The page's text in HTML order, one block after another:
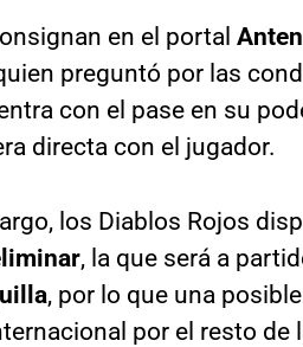
en el portal
preguntó por las
con el pase en su
directa con el jugador.
los Diablos Rojos
, la que será a
, por lo que una
por el resto de